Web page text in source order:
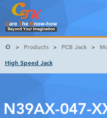
> Products > PCB Jack >
High Speed Jack
N39AX-047-